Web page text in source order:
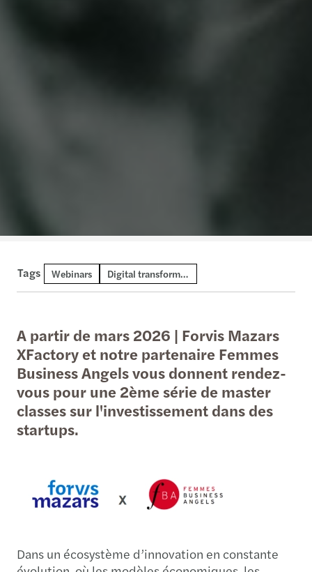
Tags Webinars Digital transformation and AI
A partir de mars 2026 | Forvis Mazars
XFactory et notre partenaire Femmes
Business Angels vous donnent rendez-
vous pour une 2ème série de master
classes sur l'investissement dans des
startups.
Dans un écosystème d’innovation en constante